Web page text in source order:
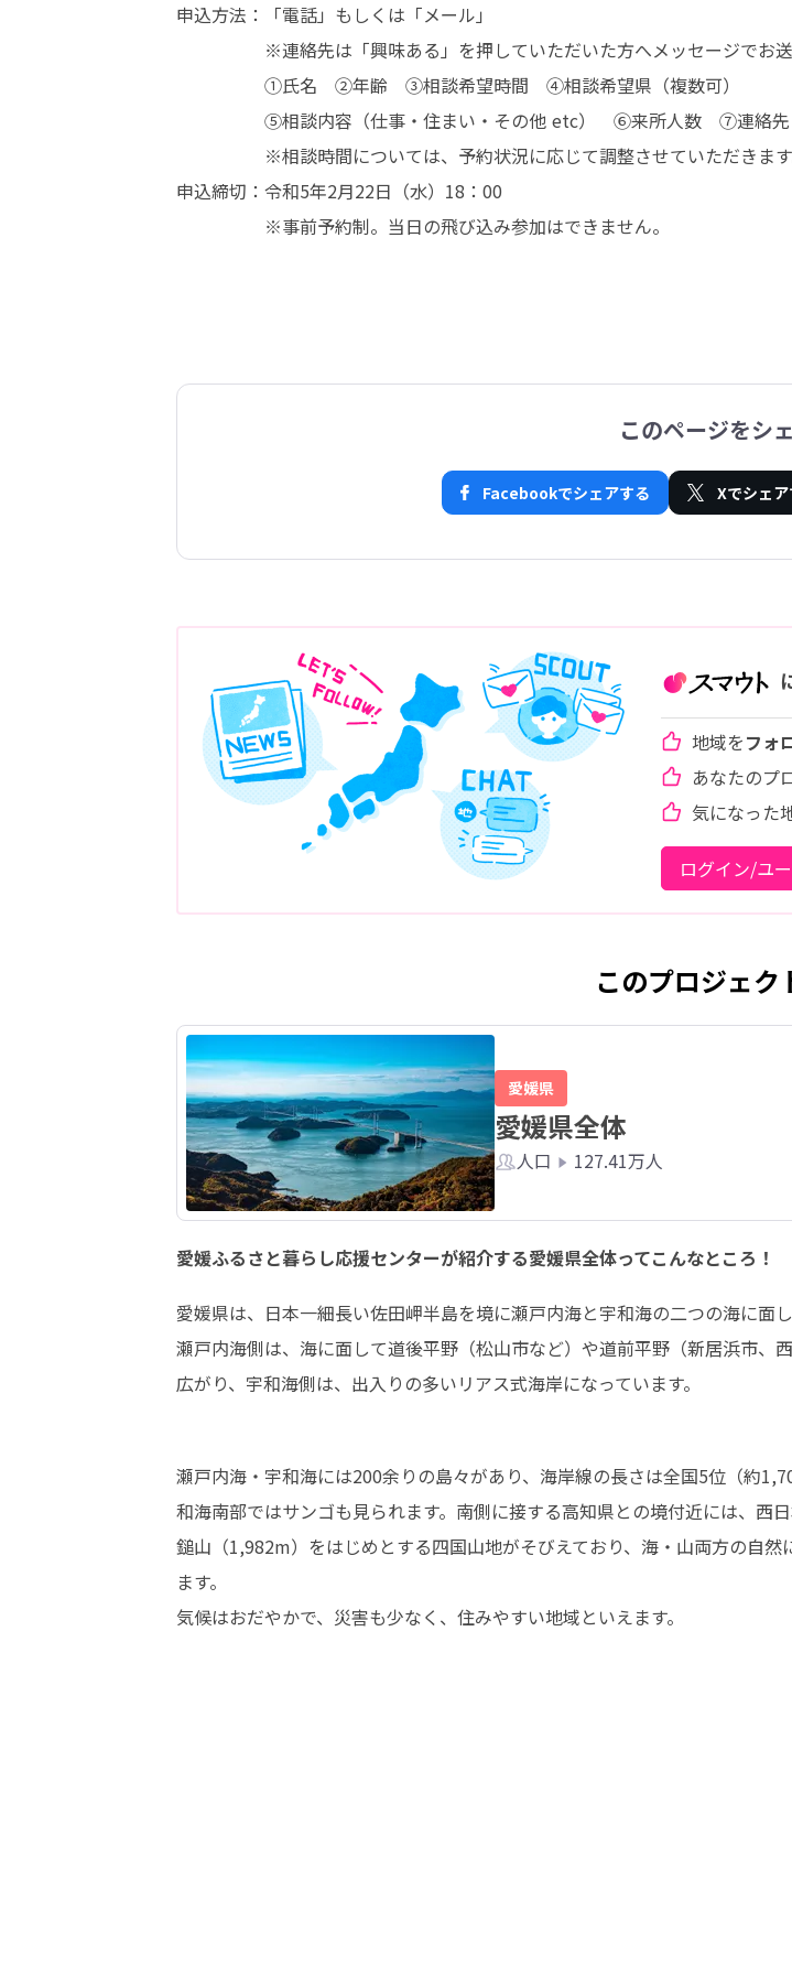
申込方法：「電話」もしくは「メール」
※連絡先は「興味ある」を押していただいた方へメッセージでお送
①氏名　②年齢　③相談希望時間　④相談希望県（複数可）
⑤相談内容（仕事・住まい・その他 etc）　⑥来所人数　⑦連絡先
※相談時間については、予約状況に応じて調整させていただきます
申込締切：令和5年2月22日（水）18：00
※事前予約制。当日の飛び込み参加はできません。
このページをシ
Facebookでシェアする Xでシェ
地域をフォ
あなたのプ
気になった
ログイン/ユ
このプロジェク
愛媛県
愛媛県全体
人口 127.41万人
愛媛ふるさと暮らし応援センターが紹介する愛媛県全体ってこんなところ！
愛媛県は、日本一細長い佐田岬半島を境に瀬戸内海と宇和海の二つの海に面し
瀬戸内海側は、海に面して道後平野（松山市など）や道前平野（新居浜市、
広がり、宇和海側は、出入りの多いリアス式海岸になっています。
瀬戸内海・宇和海には200余りの島々があり、海岸線の長さは全国5位（約
和海南部ではサンゴも見られます。南側に接する高知県との境付近には、西
鎚山（1,982m）をはじめとする四国山地がそびえており、海・山両方の自然
ます。
気候はおだやかで、災害も少なく、住みやすい地域といえます。